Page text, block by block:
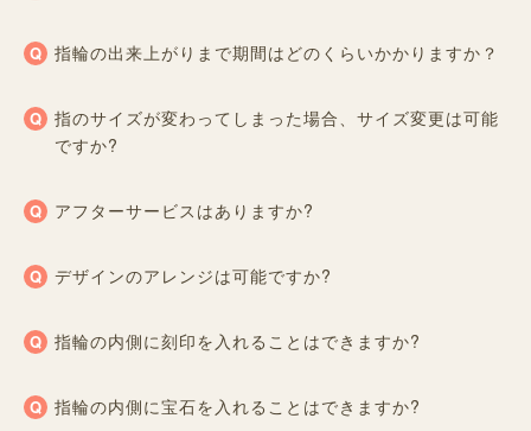
指輪の出来上がりまで期間はどのくらいかかりますか？
指のサイズが変わってしまった場合、サイズ変更は可能
ですか?
アフターサービスはありますか?
デザインのアレンジは可能ですか?
指輪の内側に刻印を入れることはできますか?
指輪の内側に宝石を入れることはできますか?